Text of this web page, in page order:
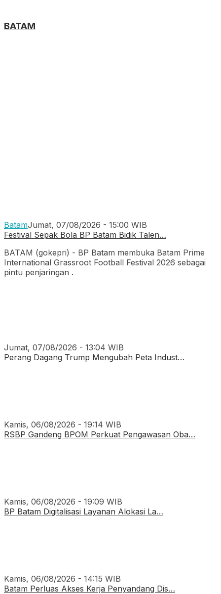
BATAM
BatamJumat, 07/08/2026 - 15:00 WIB
Festival Sepak Bola BP Batam Bidik Talen…
BATAM (gokepri) - BP Batam membuka Batam Prime
International Grassroot Football Festival 2026 sebagai
pintu penjaringan .
Jumat, 07/08/2026 - 13:04 WIB
Perang Dagang Trump Mengubah Peta Indust…
Kamis, 06/08/2026 - 19:14 WIB
RSBP Gandeng BPOM Perkuat Pengawasan Oba…
Kamis, 06/08/2026 - 19:09 WIB
BP Batam Digitalisasi Layanan Alokasi La…
Kamis, 06/08/2026 - 14:15 WIB
Batam Perluas Akses Kerja Penyandang Dis…